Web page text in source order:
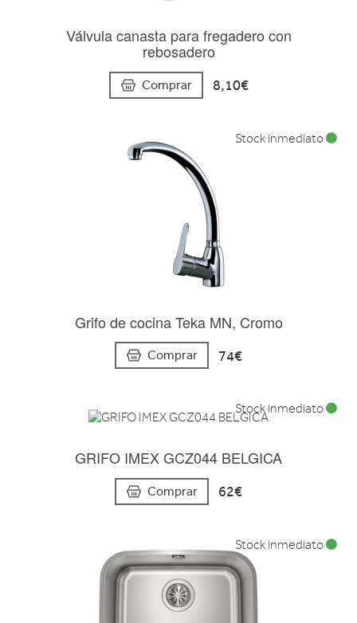
Válvula canasta para fregadero con
rebosadero
Comprar 8,10€
Grifo de cocina Teka MN, Cromo
Comprar 74€
Stock inmediato
GRIFO IMEX GCZ044 BELGICA
Comprar 62€
Stock inmediato
Stock inmediato